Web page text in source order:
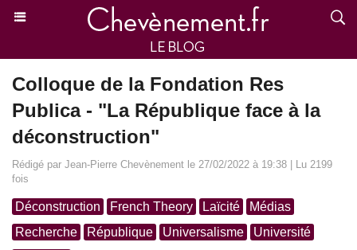
Colloque de la Fondation Res
Publica - "La République face à la
déconstruction"
Rédigé par Jean-Pierre Chevènement le 27/02/2022 à 19:38 | Lu 2199
fois
Déconstruction French Theory Laïcité
Médias
Recherche
République Universalisme
Université